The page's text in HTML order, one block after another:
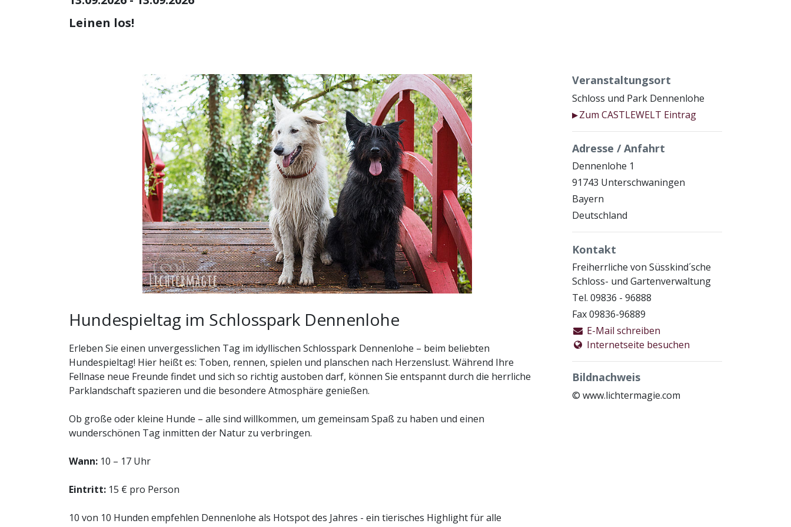
Leinen los!
Hundespieltag im Schlosspark Dennenlohe
Erleben Sie einen unvergesslichen Tag im idyllischen Schlosspark Dennenlohe – beim beliebten
Hundespieltag! Hier heißt es: Toben, rennen, spielen und planschen nach Herzenslust. Während Ihre
Fellnase neue Freunde findet und sich so richtig austoben darf, können Sie entspannt durch die herrliche
Parklandschaft spazieren und die besondere Atmosphäre genießen.
Ob große oder kleine Hunde – alle sind willkommen, um gemeinsam Spaß zu haben und einen
wunderschönen Tag inmitten der Natur zu verbringen.
Wann: 10 – 17 Uhr
Eintritt: 15 € pro Person
10 von 10 Hunden empfehlen Dennenlohe als Hotspot des Jahres - ein tierisches Highlight für alle
Veranstaltungsort
Schloss und Park Dennenlohe
▶ Zum CASTLEWELT Eintrag
Adresse / Anfahrt
Dennenlohe 1
91743 Unterschwaningen
Bayern
Deutschland
Kontakt
Freiherrliche von Süsskind´sche
Schloss- und Gartenverwaltung
Tel. 09836 - 96888
Fax 09836-96889
E-Mail schreiben
Internetseite besuchen
Bildnachweis
© www.lichtermagie.com